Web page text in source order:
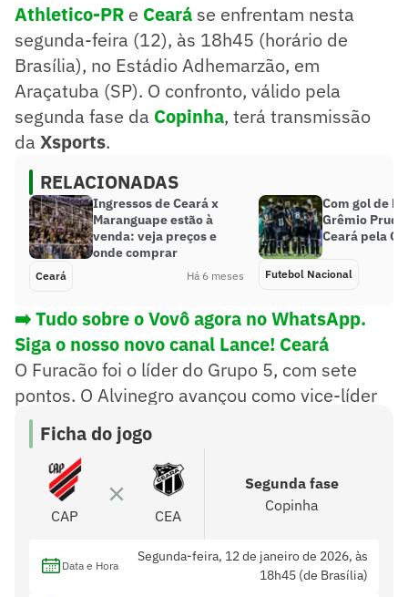
Athletico-PR e Ceará se enfrentam nesta
segunda-feira (12), às 18h45 (horário de
Brasília), no Estádio Adhemarzão, em
Araçatuba (SP). O confronto, válido pela
segunda fase da Copinha, terá transmissão
da Xsports.
RELACIONADAS
Ingressos de Ceará x
Maranguape estão à
venda: veja preços e
onde comprar
Ceará Há 6 meses
Com gol de
Grêmio
Ceará pela
Futebol Nacional
➡️ Tudo sobre o Vovô agora no WhatsApp.
Siga o nosso novo canal Lance! Ceará
O Furacão foi o líder do Grupo 5, com sete
pontos. O Alvinegro avançou como vice-líder
do Grupo 6, com seis pontos.
Ficha do jogo
CAP CEA
Segunda fase
Copinha
Data e Hora
Segunda-feira, 12 de janeiro de 2026, às
18h45 (de Brasília)